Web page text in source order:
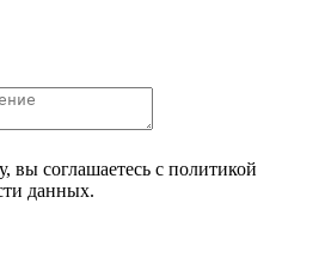
вы соглашаетесь с политикой
данных.